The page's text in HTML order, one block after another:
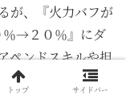
、
『火力バフが
％→２０％』にダ
ペンドスキルや担
NP支援が必要に
トップ サイドバー